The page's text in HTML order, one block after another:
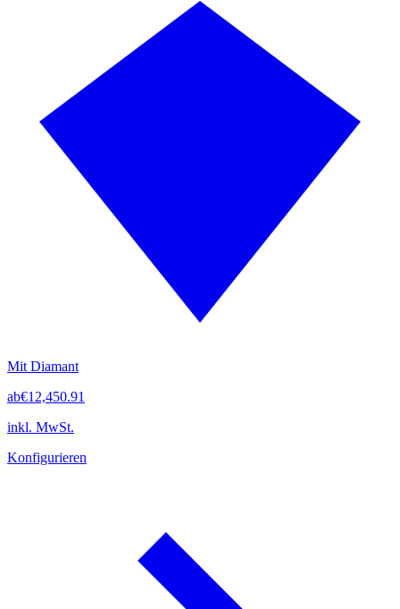
Mit Diamant
ab€12,450.91
inkl. MwSt.
Konfigurieren